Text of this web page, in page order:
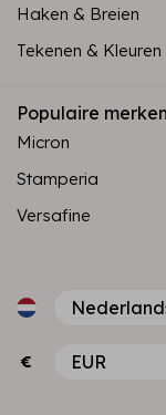
Haken & Breien
Tekenen & Kleuren
Populaire merken
Micron
Stamperia
Versafine
€